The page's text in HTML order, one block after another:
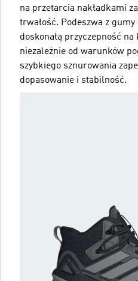
na przetarcia nakładkami
trwałość. Podeszwa z
doskonałą przyczepność
niezależnie od warunków
szybkiego sznurowania
dopasowanie i stabilność.